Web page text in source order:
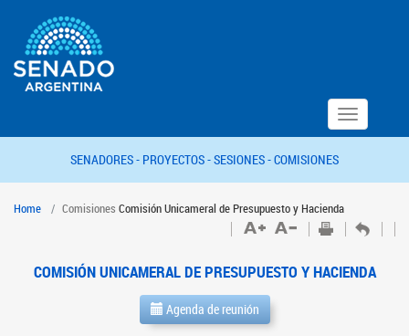
Toggle
navigation
SENADORES - PROYECTOS -SESIONES -COMISIONES
Home Comisiones Comisión Unicameral de Presupuesto y Hacienda
COMISIÓN UNICAMERAL DE PRESUPUESTO Y HACIENDA
Agenda de reunión